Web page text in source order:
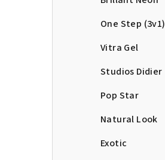
One Step (3v1)
Vitra Gel
Studios Didier
Pop Star
Natural Look
Exotic